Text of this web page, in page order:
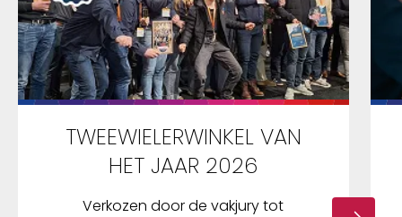
TWEEWIELERWINKEL VAN
HET JAAR 2026
Verkozen door de vakjury tot